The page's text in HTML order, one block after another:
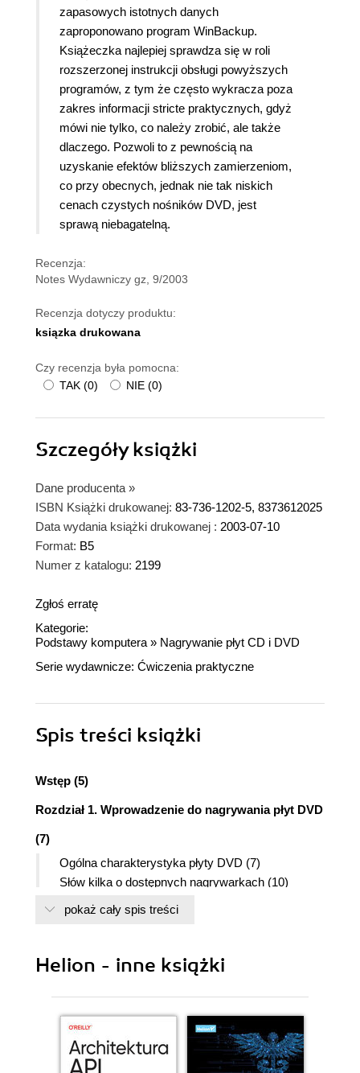
zapasowych istotnych danych
zaproponowano program WinBackup.
Książeczka najlepiej sprawdza się w roli
rozszerzonej instrukcji obsługi powyższych
programów, z tym że często wykracza poza
zakres informacji stricte praktycznych, gdyż
mówi nie tylko, co należy zrobić, ale także
dlaczego. Pozwoli to z pewnością na
uzyskanie efektów bliższych zamierzeniom,
co przy obecnych, jednak nie tak niskich
cenach czystych nośników DVD, jest
sprawą niebagatelną.
Recenzja:
Notes Wydawniczy gz, 9/2003
Recenzja dotyczy produktu:
ksiązka drukowana
Czy recenzja była pomocna:
TAK (0) NIE (0)
Szczegółyksiążki
Dane producenta »
ISBN Książki drukowanej: 83-736-1202-5, 8373612025
Data wydania książki drukowanej : 2003-07-10
Format: B5
Numer z katalogu: 2199
Zgłoś erratę
Kategorie:
Podstawy komputera » Nagrywanie płyt CD i DVD
Serie wydawnicze: Ćwiczenia praktyczne
Spis treści książki
Wstęp (5)
Rozdział 1. Wprowadzenie do nagrywania płyt DVD
(7)
Ogólna charakterystyka płyty DVD (7)
Słów kilka o dostępnych nagrywarkach (10)
Potrzebne oprogramowanie (13)
Zapis danych na płycie (13)
Zapis płyty DVD wideo (16)
Kopia istniejącej płyty DVD wideo (16)
Profesjonalna archiwizacja danych (17)
Rozdział 2. Montaż i konfiguracja nagrywarki (19)
Instalacja sprzętowa (19)
Instalacja programowa (23)
pokaż cały spis treści
Helion - inne książki